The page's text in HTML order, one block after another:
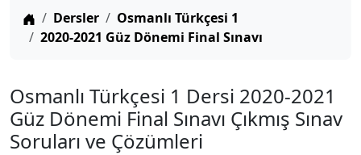
Anasayfa
Dersler
Osmanlı Türkçesi 1
2020-2021 Güz Dönemi Final Sınavı
Osmanlı Türkçesi 1 Dersi 2020-2021
Güz Dönemi Final Sınavı Çıkmış Sınav
Soruları ve Çözümleri